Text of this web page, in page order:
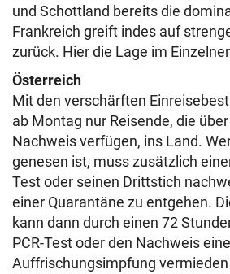
und Schottland bereits die
Frankreich greift indes auf
zurück. Hier die Lage im
Österreich
Mit den verschärften
ab Montag nur Reisende, die
Nachweis verfügen, ins Land.
genesen ist, muss zusätzlich
Test oder seinen Drittstich
einer Quarantäne zu entgehen.
kann dann durch einen 72
PCR-Test oder den Nachweis
Auffrischungsimpfung